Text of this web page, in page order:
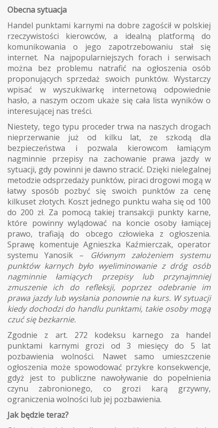
Obecna sytuacja
Handel punktami karnymi na dobre zagościł w polskiej
rzeczywistości kierowców, a idealną platformą do
komunikowania o jego zapotrzebowaniu stał się
internet. Na najpopularniejszych forach i serwisach
można bez problemu natrafić na ogłoszenia osób
proponujących sprzedaż swoich punktów. Wystarczy
wpisać w wyszukiwarkę internetową odpowiednie
hasło, a naszym oczom ukaże się cała lista wyników o
interesującej nas treści.
Niestety, tego typu proceder trwa na naszych drogach
nieprzerwanie już od kilku lat, ze szkodą dla
bezpieczeństwa i pozwala kierowcom łamiącym
nagminnie przepisy na zachowanie prawa jazdy w
sytuacji, gdy powinni je dawno stracić. Dzięki nielegalnej
metodzie odsprzedaży punktów, piraci drogowi mogą w
łatwy sposób pozbyć się swoich punktów za cenę
kilkuset złotych. Koszt jednego punktu waha się od 100
do 200 zł. Za pomocą takiej transakcji punkty karne,
które powinny wylądować na koncie osoby łamiącej
prawo, trafiają do obcego człowieka z ogłoszenia.
Sprawę komentuje Agnieszka Kaźmierczak, operator
systemu Yanosik –
Głównym założeniem systemu
punktów karnych było wyeliminowanie z dróg osób
nagminnie łamiących przepisy lub przynajmniej
zmuszenie ich do refleksji, poprzez odebranie im
prawa jazdy lub wysłania ponownie na kurs. W sytuacji
kiedy dochodzi do handlu punktami, takie osoby mogą
czuć się bezkarnie.
Zgodnie z art. 272 kodeksu karnego za handel
punktami karnymi grozi od 3 miesięcy do 5 lat
pozbawienia wolności. Nawet samo umieszczenie
ogłoszenia może spowodować przykre konsekwencje,
gdyż jest to publiczne nawoływanie do popełnienia
czynu zabronionego, co grozi karą grzywny,
ograniczenia wolności lub jej pozbawienia.
Jak będzie teraz?